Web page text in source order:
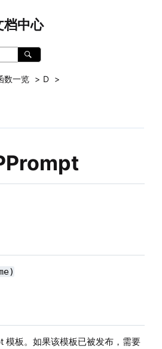
档中心
数一览
D
模板。如果该模板已被发布，需要